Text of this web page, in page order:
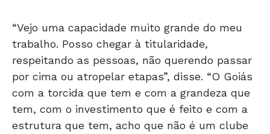
“Vejo uma capacidade muito grande do meu
trabalho. Posso chegar à titularidade,
respeitando as pessoas, não querendo passar
por cima ou atropelar etapas”, disse. “O Goiás
com a torcida que tem e com a grandeza que
tem, com o investimento que é feito e com a
estrutura que tem, acho que não é um clube